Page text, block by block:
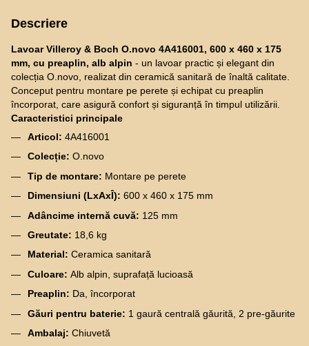
Descriere
Lavoar Villeroy & Boch O.novo 4A416001, 600 x 460 x 175
mm, cu preaplin, alb alpin - un lavoar practic și elegant din
colecția O.novo, realizat din ceramică sanitară de înaltă calitate.
Conceput pentru montare pe perete și echipat cu preaplin
încorporat, care asigură confort și siguranță în timpul utilizării.
Caracteristici principale
Articol: 4A416001
Colecție: O.novo
Tip de montare: Montare pe perete
Dimensiuni (LxAxÎ): 600 x 460 x 175 mm
Adâncime internă cuvă: 125 mm
Greutate: 18,6 kg
Material: Ceramica sanitară
Culoare: Alb alpin, suprafață lucioasă
Preaplin: Da, încorporat
Găuri pentru baterie: 1 gaură centrală găurită, 2 pre-găurite
Ambalaj: Chiuvetă